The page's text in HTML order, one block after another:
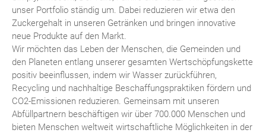
unser Portfolio ständig um. Dabei reduzieren wir etwa den
Zuckergehalt in unseren Getränken und bringen innovative
neue Produkte auf den Markt.
Wir möchten das Leben der Menschen, die Gemeinden und
den Planeten entlang unserer gesamten Wertschöpfungskette
positiv beeinflussen, indem wir Wasser zurückführen,
Recycling und nachhaltige Beschaffungspraktiken fördern und
CO2-Emissionen reduzieren. Gemeinsam mit unseren
Abfüllpartnern beschäftigen wir über 700.000 Menschen und
bieten Menschen weltweit wirtschaftliche Möglichkeiten in der